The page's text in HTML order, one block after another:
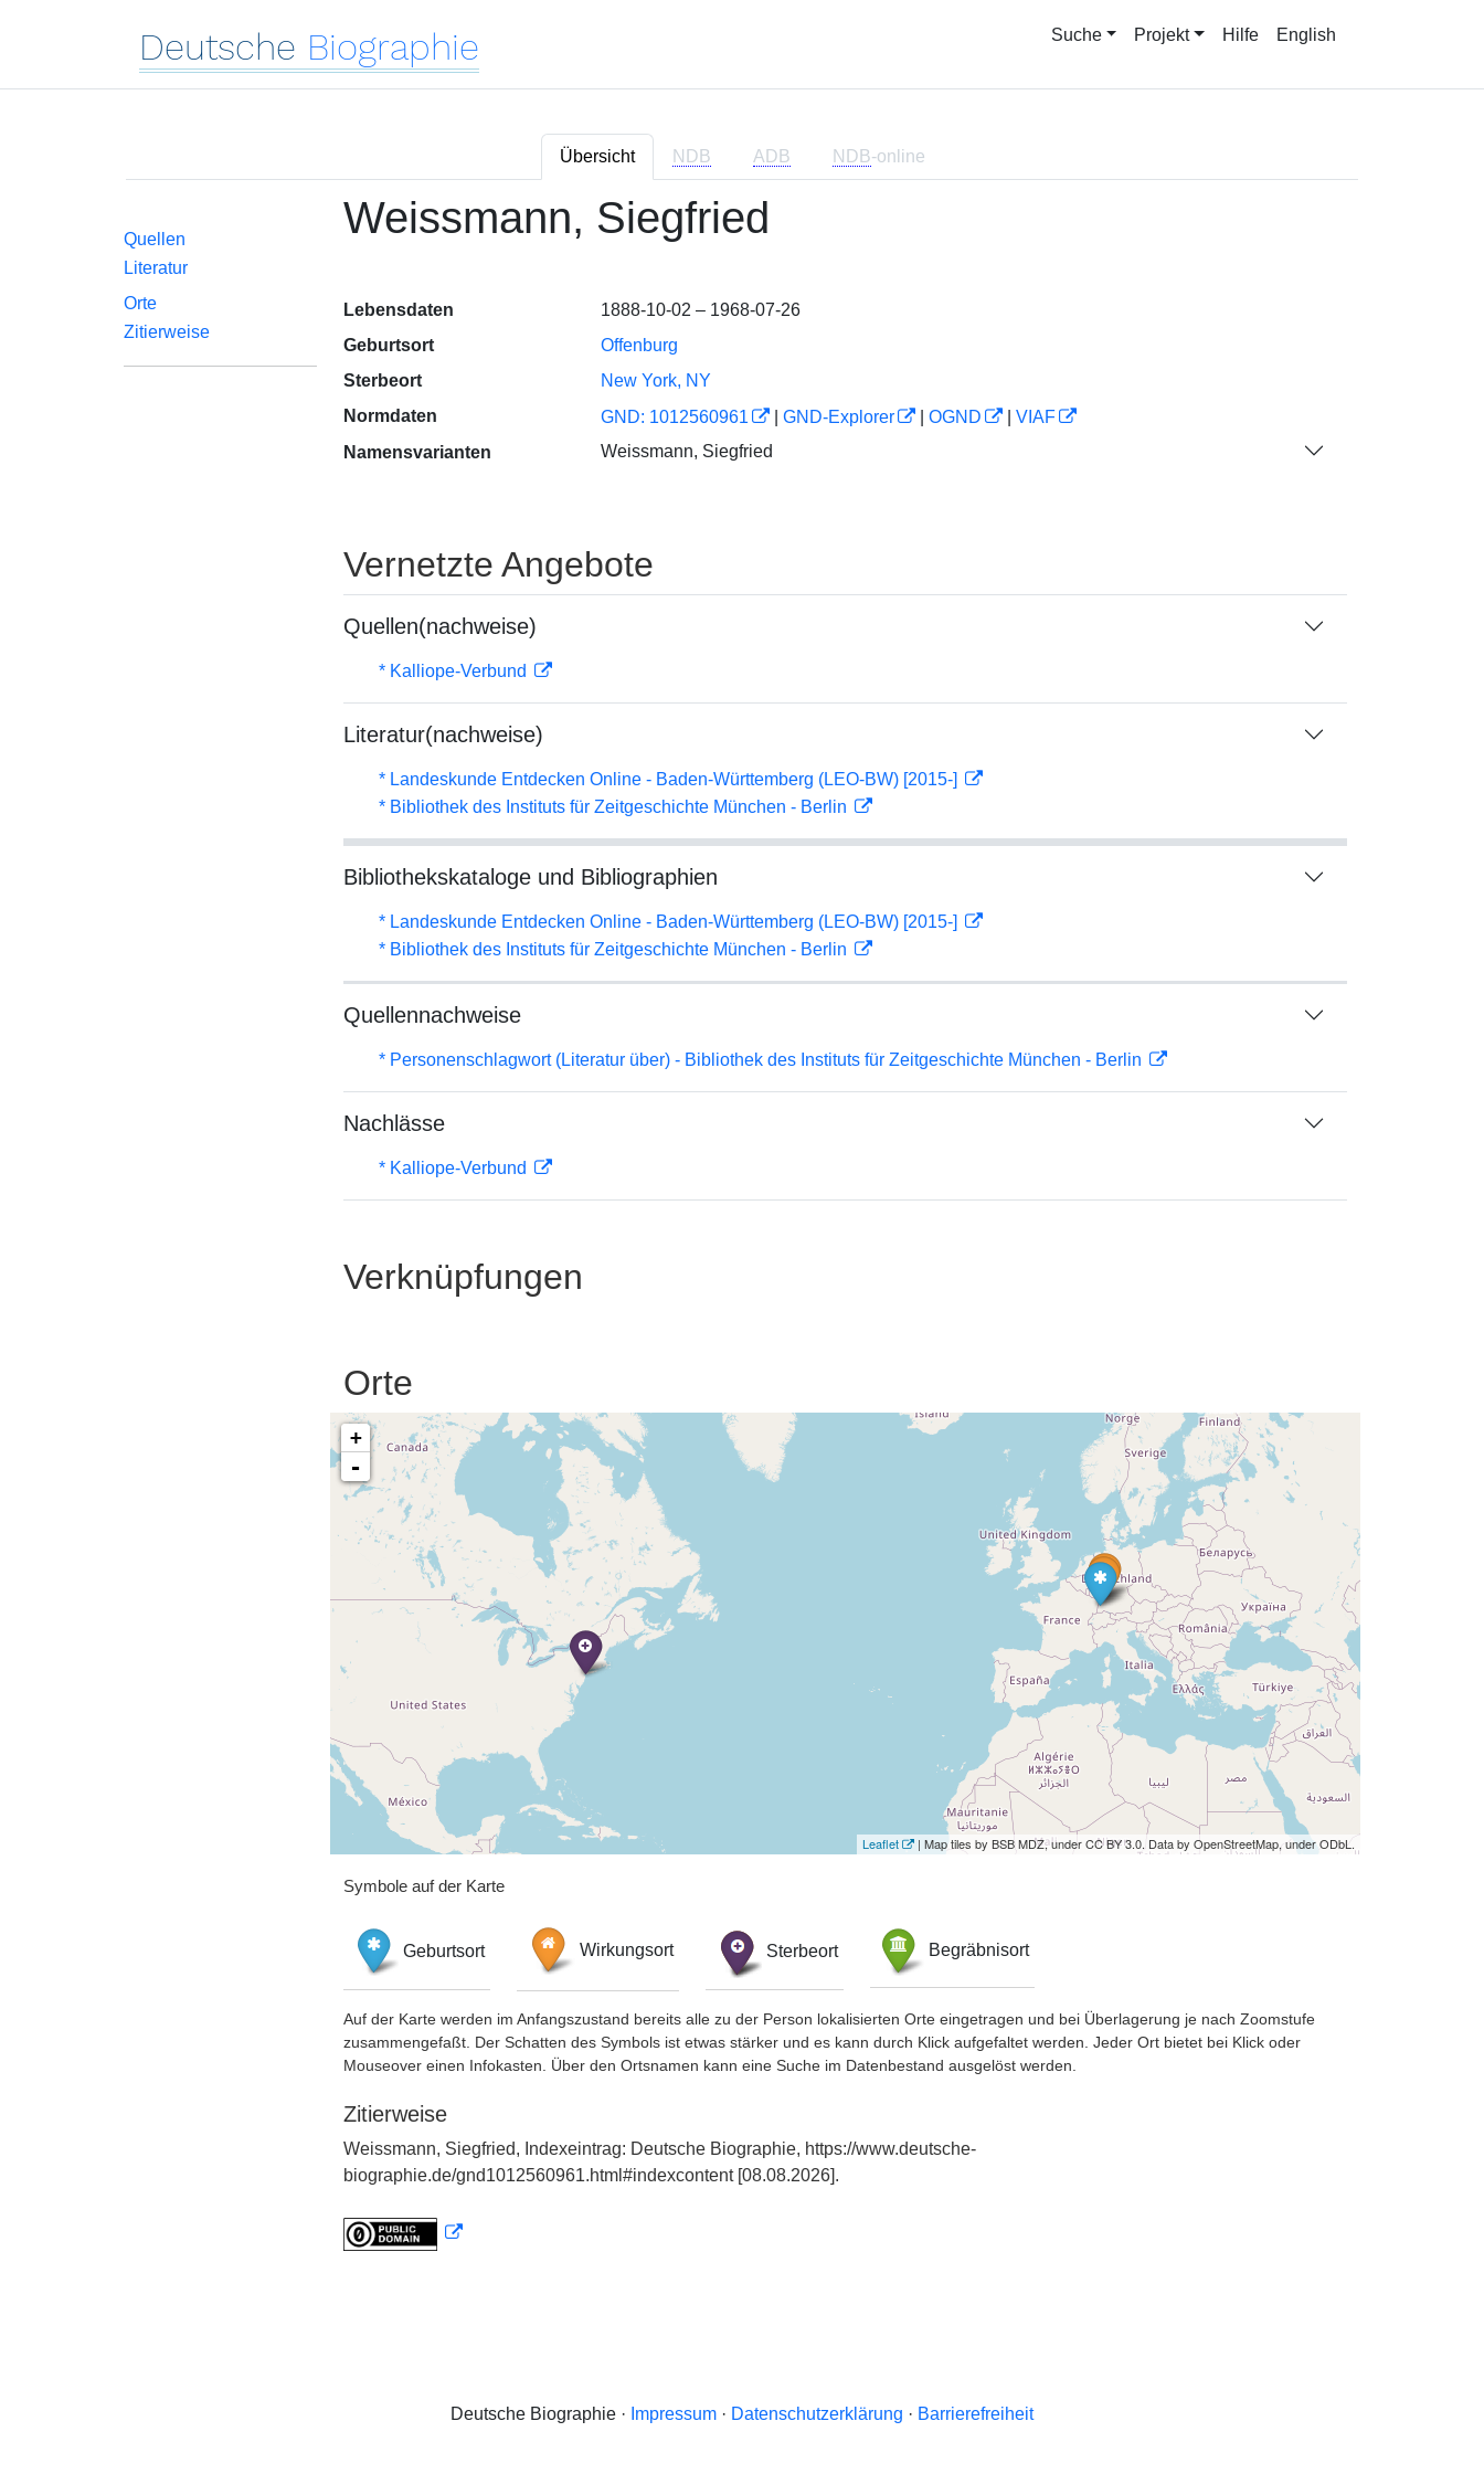
Deutsche Biographie Suche Projekt Hilfe English
Übersicht NDB ADB NDB-online
Quellen
Literatur
Orte
Zitierweise
Weissmann, Siegfried
Lebensdaten
1888-10-02 – 1968-07-26
Geburtsort
Offenburg
Sterbeort
New York, NY
Normdaten
GND: 1012560961 GND-Explorer OGND
VIAF
Namensvarianten
Weissmann, Siegfried
Vernetzte Angebote
Quellen(nachweise)
* Kalliope-Verbund
Literatur(nachweise)
* Landeskunde Entdecken Online - Baden-Württemberg (LEO-BW) [2015-]
* Bibliothek des Instituts für Zeitgeschichte München - Berlin
Bibliothekskataloge und Bibliographien
* Landeskunde Entdecken Online - Baden-Württemberg (LEO-BW) [2015-]
* Bibliothek des Instituts für Zeitgeschichte München - Berlin
Quellennachweise
* Personenschlagwort (Literatur über) - Bibliothek des Instituts für Zeitgeschichte München - Berlin
Nachlässe
* Kalliope-Verbund
Verknüpfungen
Orte
+
-
Leaflet | Map tiles by BSB MDZ, under CC BY 3.0. Data by OpenStreetMap, under ODbL.
Symbole auf der Karte
Geburtsort Wirkungsort Sterbeort Begräbnisort
Auf der Karte werden im Anfangszustand bereits alle zu der Person lokalisierten Orte eingetragen und bei Überlagerung je nach Zoomstufe
zusammengefaßt. Der Schatten des Symbols ist etwas stärker und es kann durch Klick aufgefaltet werden. Jeder Ort bietet bei Klick oder
Mouseover einen Infokasten. Über den Ortsnamen kann eine Suche im Datenbestand ausgelöst werden.
Zitierweise
Weissmann, Siegfried, Indexeintrag: Deutsche Biographie, https://www.deutsche-
biographie.de/gnd1012560961.html#indexcontent [08.08.2026].
Deutsche Biographie · Impressum · Datenschutzerklärung · Barrierefreiheit